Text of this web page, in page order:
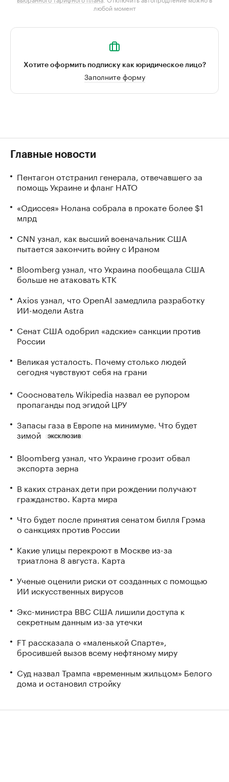
любой момент
Хотите оформить подписку как юридическое лицо?
Заполните форму
Главные новости
Пентагон отстранил генерала, отвечавшего за
помощь Украине и фланг НАТО
«Одиссея» Нолана собрала в прокате более $1
млрд
CNN узнал, как высший военачальник США
пытается закончить войну с Ираном
Bloomberg узнал, что Украина пообещала США
больше не атаковать КТК
Axios узнал, что OpenAI замедлила разработку
ИИ-модели Astra
Сенат США одобрил «адские» санкции против
России
Великая усталость. Почему столько людей
сегодня чувствуют себя на грани
Сооснователь Wikipedia назвал ее рупором
пропаганды под эгидой ЦРУ
Запасы газа в Европе на минимуме. Что будет
зимой
ЭКСКЛЮЗИВ
Bloomberg узнал, что Украине грозит обвал
экспорта зерна
В каких странах дети при рождении получают
гражданство. Карта мира
Что будет после принятия сенатом билля Грэма
о санкциях против России
Какие улицы перекроют в Москве из-за
триатлона 8 августа. Карта
Ученые оценили риски от созданных с помощью
ИИ искусственных вирусов
Экс-министра ВВС США лишили доступа к
секретным данным из-за утечки
FT рассказала о «маленькой Спарте»,
бросившей вызов всему нефтяному миру
Суд назвал Трампа «временным жильцом» Белого
дома и остановил стройку